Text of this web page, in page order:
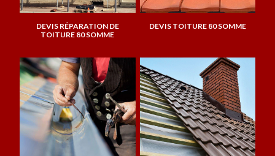
DEVIS RÉPARATION DE
TOITURE 80 SOMME
DEVIS TOITURE 80 SOMME